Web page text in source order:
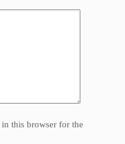
this browser for the